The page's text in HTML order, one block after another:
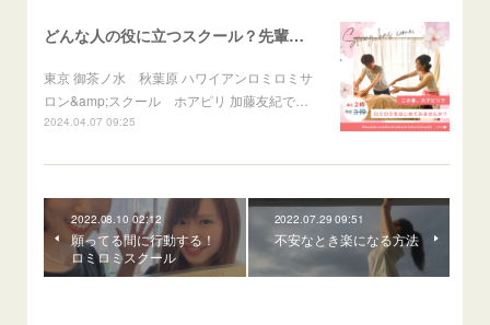
どんな人の役に立つスクール？先輩に聞きました♪
東京 御茶ノ水 秋葉原 ハワイアンロミロミサ
ロン&amp;スクール ホアピリ 加藤友紀で…
2024.04.07 09:25
2022.08.10 02:12
願ってる間に行動する！
ロミロミスクール
2022.07.29 09:51
不安なとき楽になる方法